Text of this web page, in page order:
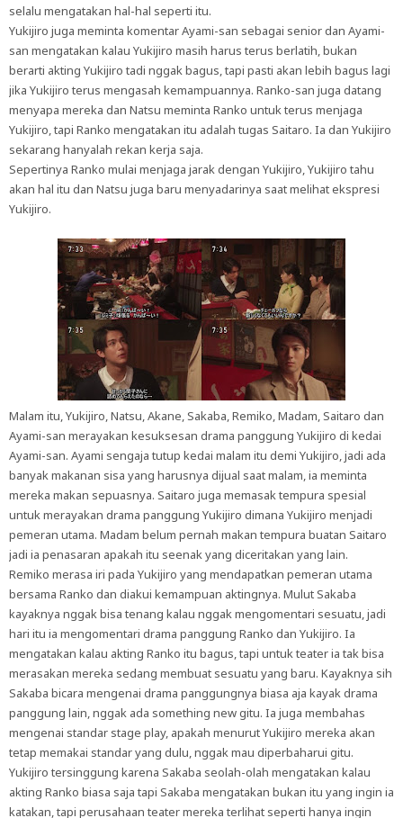
selalu mengatakan hal-hal seperti itu.
Yukijiro juga meminta komentar Ayami-san sebagai senior dan Ayami-
san mengatakan kalau Yukijiro masih harus terus berlatih, bukan
berarti akting Yukijiro tadi nggak bagus, tapi pasti akan lebih bagus lagi
jika Yukijiro terus mengasah kemampuannya. Ranko-san juga datang
menyapa mereka dan Natsu meminta Ranko untuk terus menjaga
Yukijiro, tapi Ranko mengatakan itu adalah tugas Saitaro. Ia dan Yukijiro
sekarang hanyalah rekan kerja saja.
Sepertinya Ranko mulai menjaga jarak dengan Yukijiro, Yukijiro tahu
akan hal itu dan Natsu juga baru menyadarinya saat melihat ekspresi
Yukijiro.
Malam itu, Yukijiro, Natsu, Akane, Sakaba, Remiko, Madam, Saitaro dan
Ayami-san merayakan kesuksesan drama panggung Yukijiro di kedai
Ayami-san. Ayami sengaja tutup kedai malam itu demi Yukijiro, jadi ada
banyak makanan sisa yang harusnya dijual saat malam, ia meminta
mereka makan sepuasnya. Saitaro juga memasak tempura spesial
untuk merayakan drama panggung Yukijiro dimana Yukijiro menjadi
pemeran utama. Madam belum pernah makan tempura buatan Saitaro
jadi ia penasaran apakah itu seenak yang diceritakan yang lain.
Remiko merasa iri pada Yukijiro yang mendapatkan pemeran utama
bersama Ranko dan diakui kemampuan aktingnya. Mulut Sakaba
kayaknya nggak bisa tenang kalau nggak mengomentari sesuatu, jadi
hari itu ia mengomentari drama panggung Ranko dan Yukijiro. Ia
mengatakan kalau akting Ranko itu bagus, tapi untuk teater ia tak bisa
merasakan mereka sedang membuat sesuatu yang baru. Kayaknya sih
Sakaba bicara mengenai drama panggungnya biasa aja kayak drama
panggung lain, nggak ada something new gitu. Ia juga membahas
mengenai standar stage play, apakah menurut Yukijiro mereka akan
tetap memakai standar yang dulu, nggak mau diperbaharui gitu.
Yukijiro tersinggung karena Sakaba seolah-olah mengatakan kalau
akting Ranko biasa saja tapi Sakaba mengatakan bukan itu yang ingin ia
katakan, tapi perusahaan teater mereka terlihat seperti hanya ingin